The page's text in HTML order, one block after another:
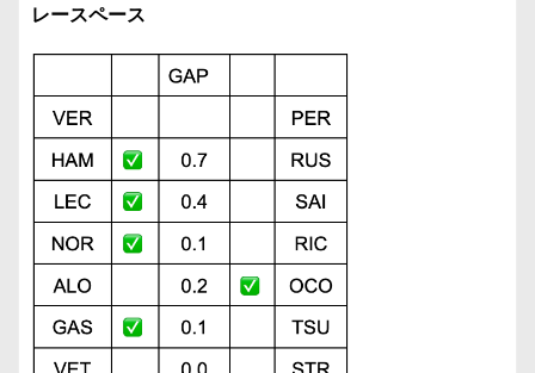
レースペース